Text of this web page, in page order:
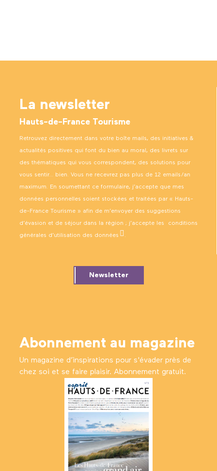
La newsletter
Hauts-de-France Tourisme
Retrouvez directement dans votre boîte mails, des initiatives &
actualités positives qui font du bien au moral, des livrets sur
des thématiques qui vous correspondent, des solutions pour
vous sentir… bien. Vous ne recevrez pas plus de 12 emails/an
maximum. En soumettant ce formulaire, j’accepte que mes
données personnelles soient stockées et traitées par « Hauts-
de-France Tourisme » afin de m’envoyer des suggestions
d’évasion et de séjour dans la région ; j’accepte les conditions
générales d’utilisation des données .
Newsletter
Abonnement au magazine
Un magazine d’inspirations pour s'évader près de
chez soi et se faire plaisir. Abonnement gratuit.